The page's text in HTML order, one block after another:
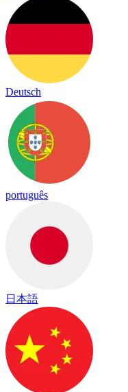
Deutsch
português
日本語